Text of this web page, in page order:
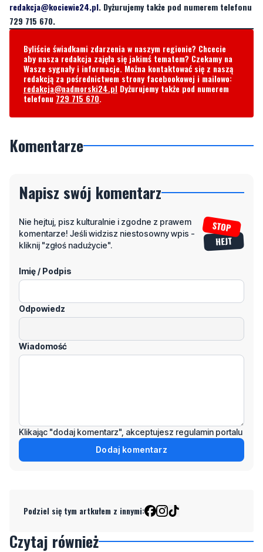
redakcja@kociewie24.pl. Dyżurujemy także pod numerem telefonu
729 715 670.
Byliście świadkami zdarzenia w naszym regionie? Chcecie
aby nasza redakcja zajęła się jakimś tematem? Czekamy na
Wasze sygnały i informacje. Można kontaktować się z naszą
redakcją za pośrednictwem strony facebookowej i mailowo:
redakcja@nadmorski24.pl Dyżurujemy także pod numerem
telefonu 729 715 670.
Komentarze
Napisz swój komentarz
Nie hejtuj, pisz kulturalnie i zgodne z prawem
komentarze! Jeśli widzisz niestosowny wpis -
kliknij "zgłoś nadużycie".
Imię / Podpis
Odpowiedz
Wiadomość
Klikając "dodaj komentarz", akceptujesz regulamin portalu
Dodaj komentarz
Podziel się tym artkułem z innymi:
Czytaj również